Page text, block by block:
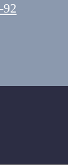
92